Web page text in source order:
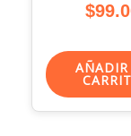
$